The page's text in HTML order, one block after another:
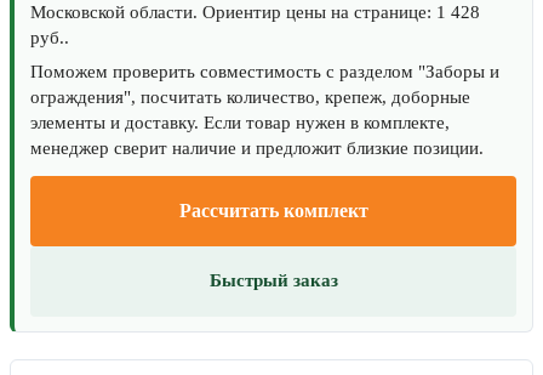
Московской области. Ориентир цены на странице: 1 428
руб..
Поможем проверить совместимость с разделом "Заборы и
ограждения", посчитать количество, крепеж, доборные
элементы и доставку. Если товар нужен в комплекте,
менеджер сверит наличие и предложит близкие позиции.
Рассчитать комплект
Быстрый заказ